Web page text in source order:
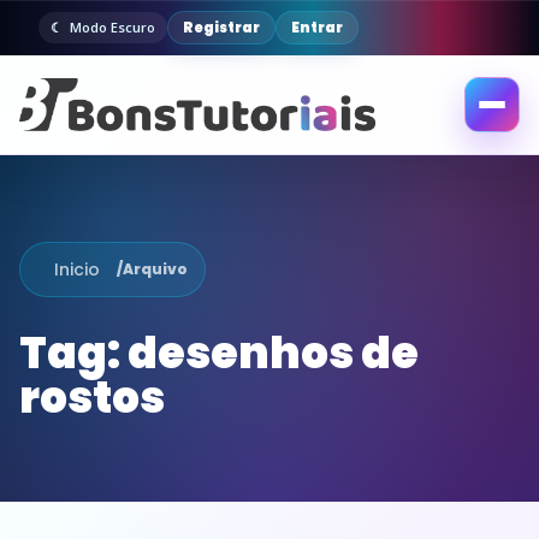
Modo Escuro Registrar Entrar
Abrir
Inicio /Arquivo
Tag:desenhos de
rostos